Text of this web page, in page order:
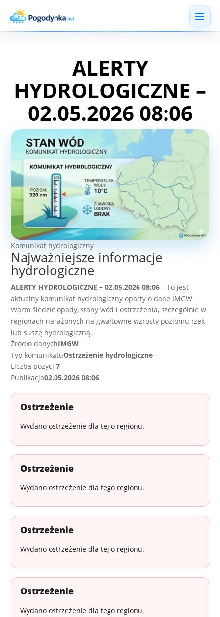
ALERTY
HYDROLOGICZNE –
02.05.2026 08:06
Komunikat hydrologiczny
Najważniejsze informacje
hydrologiczne
ALERTY HYDROLOGICZNE – 02.05.2026 08:06 – To jest
aktualny komunikat hydrologiczny oparty o dane IMGW.
Warto śledzić opady, stany wód i ostrzeżenia, szczególnie w
regionach narażonych na gwałtowne wzrosty poziomu rzek
lub suszę hydrologiczną.
Źródło danychIMGW
Typ komunikatuOstrzeżenie hydrologiczne
Liczba pozycji7
Publikacja02.05.2026 08:06
Ostrzeżenie
Wydano ostrzeżenie dla tego regionu.
Ostrzeżenie
Wydano ostrzeżenie dla tego regionu.
Ostrzeżenie
Wydano ostrzeżenie dla tego regionu.
Ostrzeżenie
Wydano ostrzeżenie dla tego regionu.